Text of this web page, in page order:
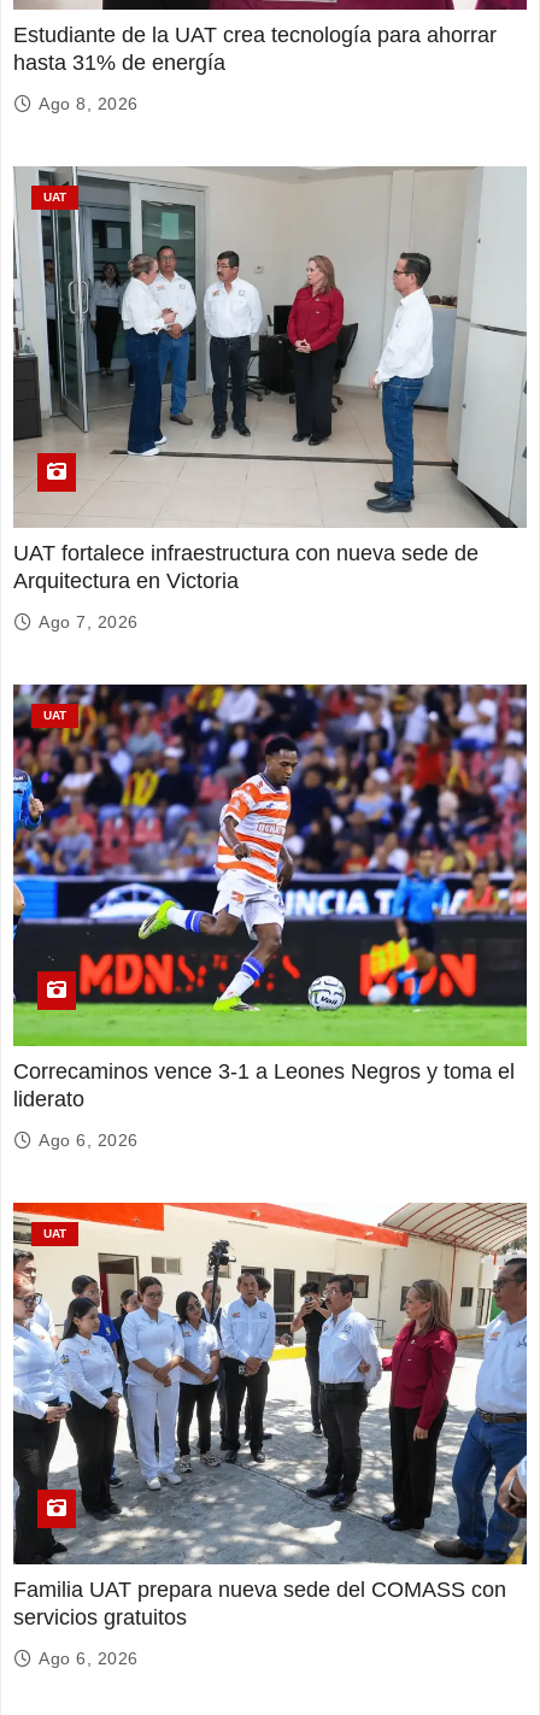
Estudiante de la UAT crea tecnología para ahorrar
hasta 31% de energía
Ago 8, 2026
UAT
UAT fortalece infraestructura con nueva sede de
Arquitectura en Victoria
Ago 7, 2026
UAT
Correcaminos vence 3-1 a Leones Negros y toma el
liderato
Ago 6, 2026
UAT
Familia UAT prepara nueva sede del COMASS con
servicios gratuitos
Ago 6, 2026